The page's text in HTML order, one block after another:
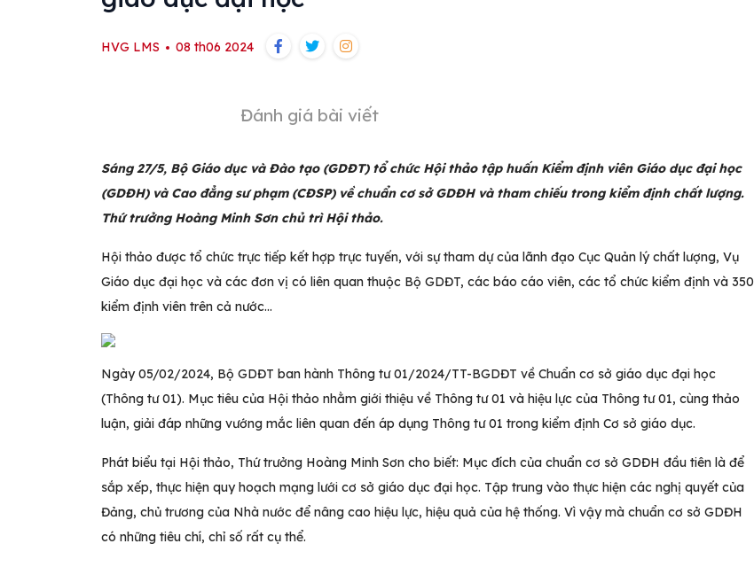
HVG LMS 08 th06 2024
Đánh giá bài viết
Sáng 27/5, Bộ Giáo dục và Đào tạo (GDĐT) tổ chức Hội thảo tập huấn Kiểm định viên Giáo dục đại học
(GDĐH) và Cao đẳng sư phạm (CĐSP) về chuẩn cơ sở GDĐH và tham chiếu trong kiểm định chất lượng.
Thứ trưởng Hoàng Minh Sơn chủ trì Hội thảo.
Hội thảo được tổ chức trực tiếp kết hợp trực tuyến, với sự tham dự của lãnh đạo Cục Quản lý chất lượng, Vụ
Giáo dục đại học và các đơn vị có liên quan thuộc Bộ GDĐT, các báo cáo viên, các tổ chức kiểm định và 350
kiểm định viên trên cả nước…
Ngày 05/02/2024, Bộ GDĐT ban hành Thông tư 01/2024/TT-BGDĐT về Chuẩn cơ sở giáo dục đại học
(Thông tư 01). Mục tiêu của Hội thảo nhằm giới thiệu về Thông tư 01 và hiệu lực của Thông tư 01, cùng thảo
luận, giải đáp những vướng mắc liên quan đến áp dụng Thông tư 01 trong kiểm định Cơ sở giáo dục.
Phát biểu tại Hội thảo, Thứ trưởng Hoàng Minh Sơn cho biết: Mục đích của chuẩn cơ sở GDĐH đầu tiên là để
sắp xếp, thực hiện quy hoạch mạng lưới cơ sở giáo dục đại học. Tập trung vào thực hiện các nghị quyết của
Đảng, chủ trương của Nhà nước để nâng cao hiệu lực, hiệu quả của hệ thống. Vì vậy mà chuẩn cơ sở GDĐH
có những tiêu chí, chỉ số rất cụ thể.